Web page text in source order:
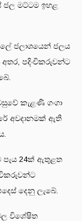
ජල මට්ටම ඉහළ
ජලාශයෙන් ජලය
පදිංචිකරුවන්ට
කැළණි ගංගා
අවදානමක් ඇති
පැය 24ක් ඇතුළත
දෙනු ලැබේ.
විශේෂිත